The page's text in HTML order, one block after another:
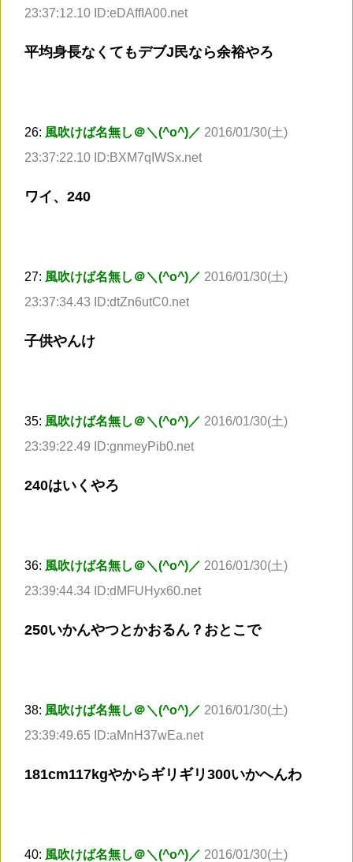
23:37:12.10 ID:eDAffIA00.net
平均身長なくてもデブJ民なら余裕やろ
26: 風吹けば名無し＠＼(^o^)／ 2016/01/30(土)
23:37:22.10 ID:BXM7qIWSx.net
ワイ、240
27: 風吹けば名無し＠＼(^o^)／ 2016/01/30(土)
23:37:34.43 ID:dtZn6utC0.net
子供やんけ
35: 風吹けば名無し＠＼(^o^)／ 2016/01/30(土)
23:39:22.49 ID:gnmeyPib0.net
240はいくやろ
36: 風吹けば名無し＠＼(^o^)／ 2016/01/30(土)
23:39:44.34 ID:dMFUHyx60.net
250いかんやつとかおるん？おとこで
38: 風吹けば名無し＠＼(^o^)／ 2016/01/30(土)
23:39:49.65 ID:aMnH37wEa.net
181cm117kgやからギリギリ300いかへんわ
40: 風吹けば名無し＠＼(^o^)／ 2016/01/30(土)